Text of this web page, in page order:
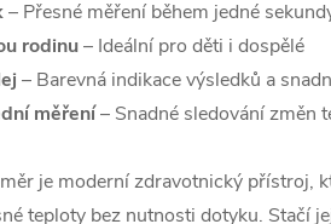
– Přesné měření během jedné
rodinu– Ideální pro děti i dospělé
– Barevná indikace výsledků a
měření– Snadné sledování změn
je moderní zdravotnický přístroj,
teploty bez nutnosti dotyku. Stačí